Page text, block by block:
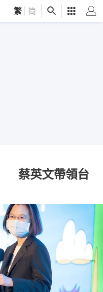
繁 简
蔡英文帶領台